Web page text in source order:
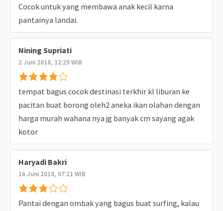
Cocok untuk yang membawa anak kecil karna
pantainya landai.
Nining Supriati
2 Juni 2018, 12:29 WIB
tempat bagus cocok destinasi terkhir kl liburan ke
pacitan buat borong oleh2 aneka ikan olahan dengan
harga murah wahana nya jg banyak cm sayang agak
kotor
Haryadi Bakri
16 Juni 2018, 07:21 WIB
Pantai dengan ombak yang bagus buat surfing, kalau